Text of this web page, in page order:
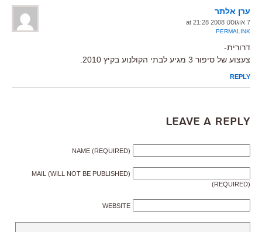
ערן אלתר
7 אוגוסט 2008 at 21:28
PERMALINK
דרורית-
צעצוע של סיפור 3 מגיע לבתי הקולנוע בקיץ 2010.
REPLY
Leave a Reply
NAME (REQUIRED)
MAIL (WILL NOT BE PUBLISHED)
(REQUIRED)
WEBSITE